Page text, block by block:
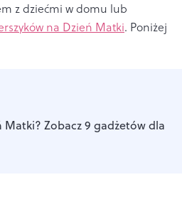
z dziećmi w domu lub
na Dzień Matki. Poniżej
Matki? Zobacz 9 gadżetów dla